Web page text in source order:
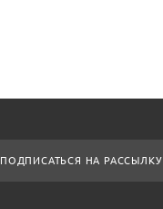
ПОДПИСАТЬСЯ НА РАССЫЛКУ